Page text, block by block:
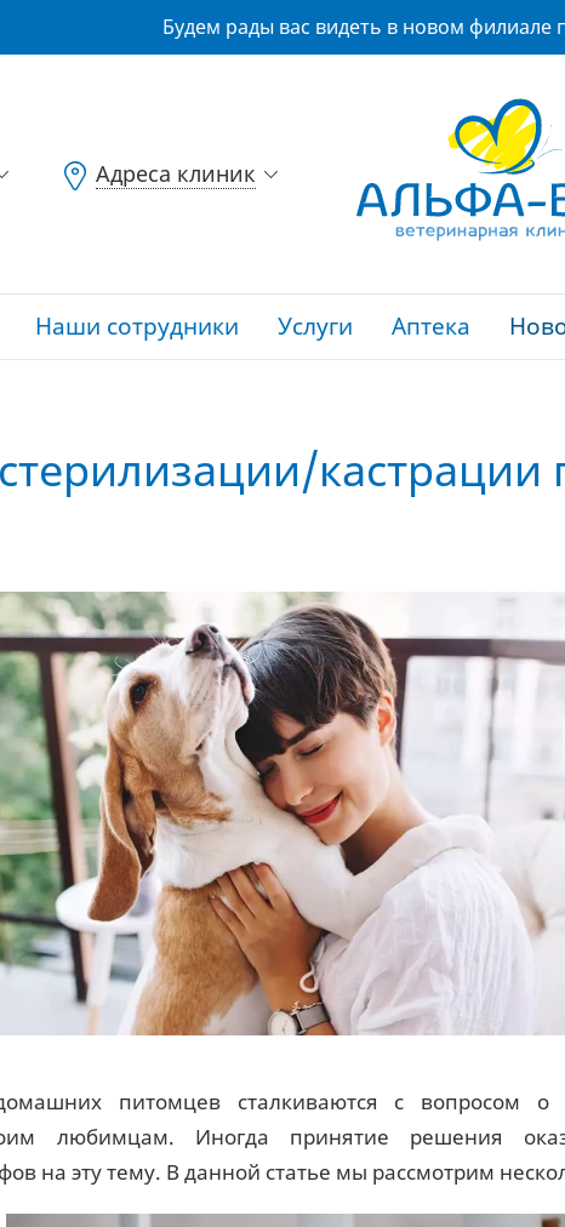
Будем рады вас видеть в новом филиале
Адреса клиник
Наши сотрудники Услуги Аптека
кастрации
питомцев сталкиваются с вопросом о
любимцам. Иногда принятие решения
на эту тему. В данной статье мы рассмотрим